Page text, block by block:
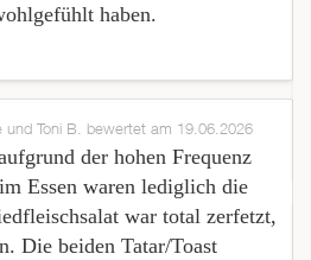
haben.
und Toni B. bewertet am 19.06.2026
der hohen Frequenz
Essen waren lediglich die
war total zerfetzt,
Die beiden Tatar/Toast